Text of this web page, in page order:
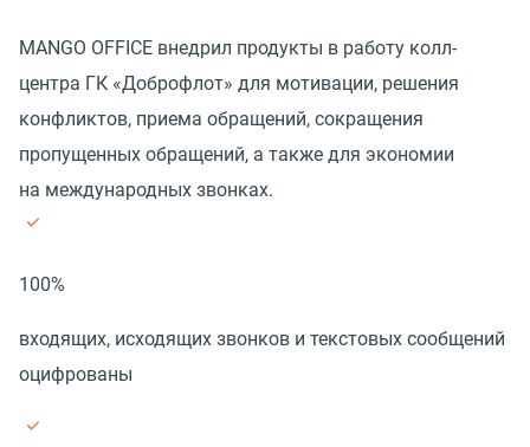
MANGO OFFICE внедрил продукты в работу колл-
центра ГК «Доброфлот» для мотивации, решения
конфликтов, приема обращений, сокращения
пропущенных обращений, а также для экономии
на международных звонках.
100%
входящих, исходящих звонков и текстовых сообщений
оцифрованы